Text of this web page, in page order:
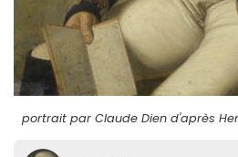
portrait par Claude Dien d'après